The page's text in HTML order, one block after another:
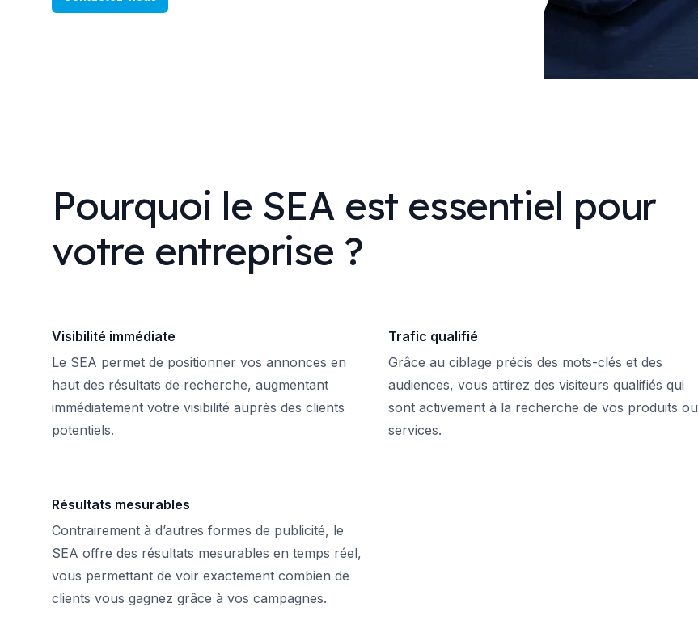
Pourquoi le SEA est essentiel pour
votre entreprise ?
Visibilité immédiate
Le SEA permet de positionner vos annonces en
haut des résultats de recherche, augmentant
immédiatement votre visibilité auprès des clients
potentiels.
Trafic qualifié
Grâce au ciblage précis des mots-clés et des
audiences, vous attirez des visiteurs qualifiés qui
sont activement à la recherche de vos produits ou
services.
Résultats mesurables
Contrairement à d’autres formes de publicité, le
SEA offre des résultats mesurables en temps réel,
vous permettant de voir exactement combien de
clients vous gagnez grâce à vos campagnes.